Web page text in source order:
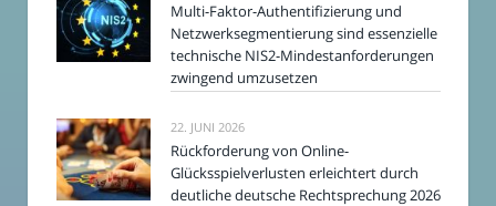
Multi-Faktor-Authentifizierung und
Netzwerksegmentierung sind essenzielle
technische NIS2-Mindestanforderungen
zwingend umzusetzen
22. JUNI 2026
Rückforderung von Online-
Glücksspielverlusten erleichtert durch
deutliche deutsche Rechtsprechung 2026